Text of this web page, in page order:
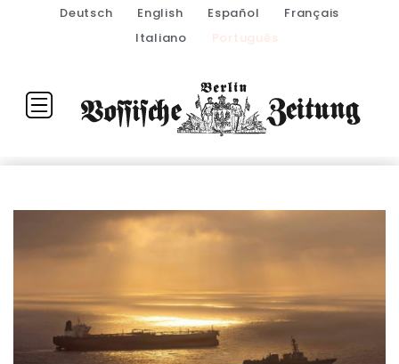
Deutsch English Español
Français
Italiano
Português